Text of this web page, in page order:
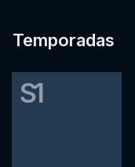
Temporadas
S1